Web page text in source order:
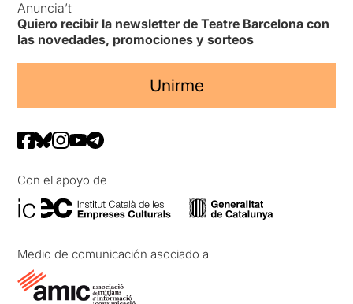
Anuncia’t
Quiero recibir la newsletter de Teatre Barcelona con
las novedades, promociones y sorteos
Unirme
Con el apoyo de
Medio de comunicación asociado a